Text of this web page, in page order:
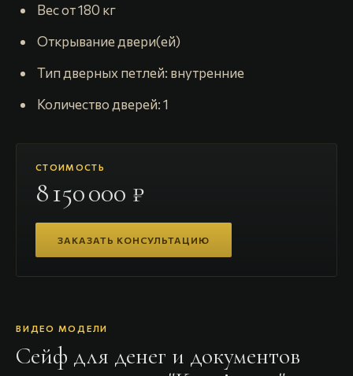
️ Вес от 180 кг
️ Открывание двери(ей)
️ Тип дверных петлей: внутренние
️ Количество дверей: 1
СТОИМОСТЬ
8 150 000 ₽
ЗАКАЗАТЬ КОНСУЛЬТАЦИЮ
ВИДЕО МОДЕЛИ
Сейф для денег и документов